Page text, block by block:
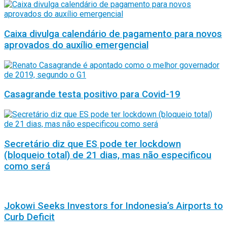
Caixa divulga calendário de pagamento para novos
aprovados do auxílio emergencial
Casagrande testa positivo para Covid-19
Secretário diz que ES pode ter lockdown
(bloqueio total) de 21 dias, mas não especificou
como será
Jokowi Seeks Investors for Indonesia’s Airports to
Curb Deficit